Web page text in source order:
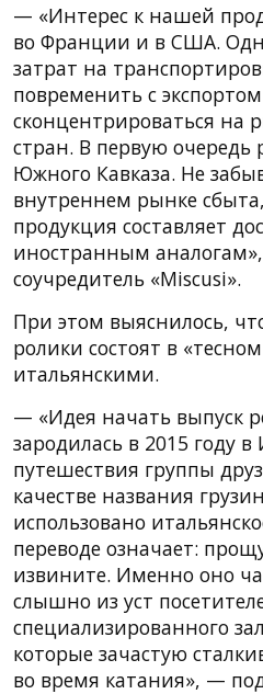
— «Интерес к нашей
во Франции и в США.
затрат на
повременить с
сконцентрироваться на
стран. В первую очередь
Южного Кавказа. Не
внутреннем рынке
продукция составляет
иностранным
соучредитель «Miscusi».
При этом выяснилось,
ролики состоят в
итальянскими.
— «Идея начать выпуск
зародилась в 2015 году
путешествия группы
качестве названия
использовано
переводе означает:
извините. Именно оно
слышно из уст
специализированного
которые зачастую
во время катания», —